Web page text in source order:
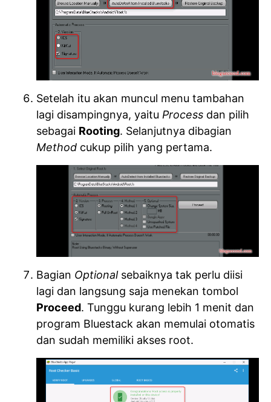
Setelah itu akan muncul menu tambahan
lagi disampingnya, yaitu Process dan pilih
sebagai Rooting. Selanjutnya dibagian
Method cukup pilih yang pertama.
Bagian Optionalsebaiknya tak perlu diisi
lagi dan langsung saja menekan tombol
Proceed. Tunggu kurang lebih 1 menit dan
program Bluestack akan memulai otomatis
dan sudah memiliki akses root.